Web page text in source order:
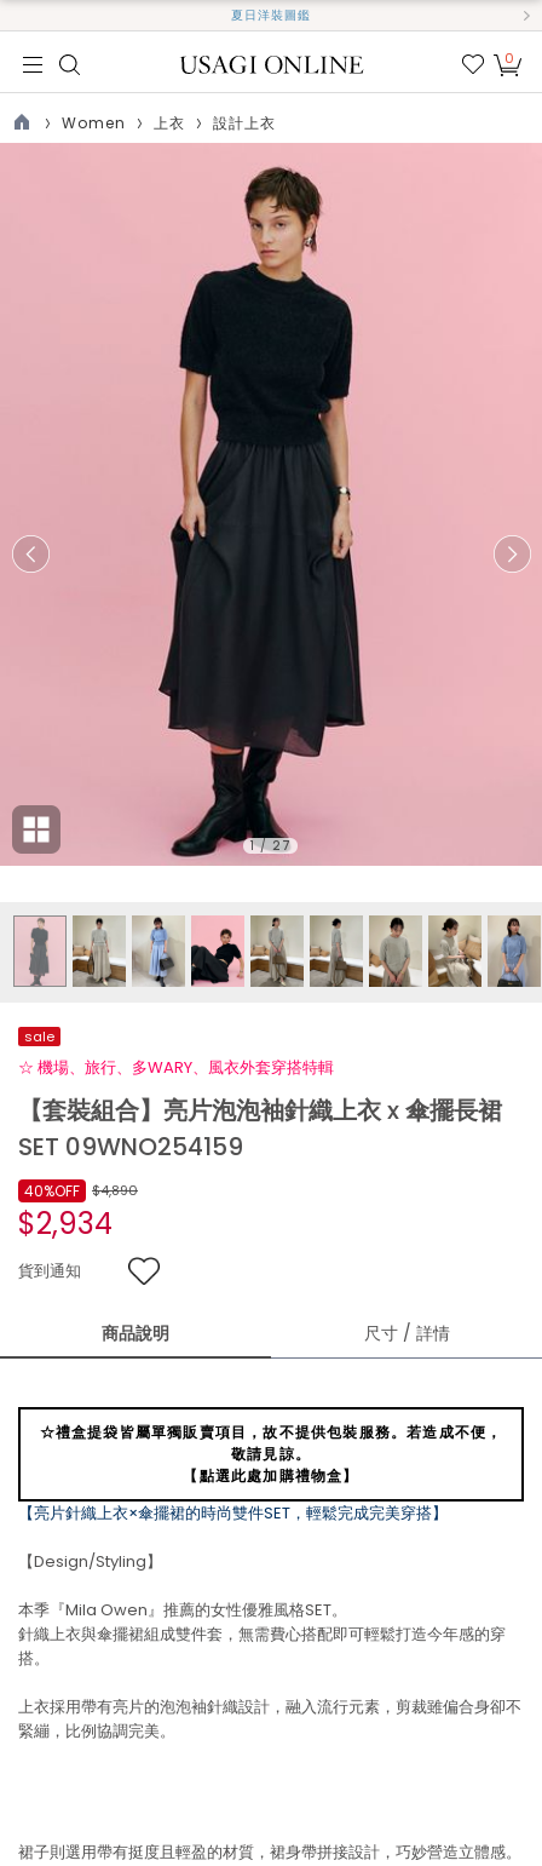
夏日洋裝圖鑑
我的
0
TOP
Women 上衣 設計上衣
1/27
sale
☆ 機場、旅行、多WARY、風衣外套穿搭特輯
【套裝組合】亮片泡泡袖針織上衣 x 傘擺長裙
SET 09WNO254159
$4,890
$2,934
40%OFF
貨到通知
商品說明 尺寸 / 詳情
☆禮盒提袋皆屬單獨販賣項目，故不提供包裝服務。若造成不便，
敬請見諒。
【點選此處加購禮物盒】
【亮片針織上衣×傘擺裙的時尚雙件SET，輕鬆完成完美穿搭】
【Design/Styling】
本季『Mila Owen』推薦的女性優雅風格SET。
針織上衣與傘擺裙組成雙件套，無需費心搭配即可輕鬆打造今年感的穿
搭。
上衣採用帶有亮片的泡泡袖針織設計，融入流行元素，剪裁雖偏合身卻不
緊繃，比例協調完美。
裙子則選用帶有挺度且輕盈的材質，裙身帶拼接設計，巧妙營造立體感。